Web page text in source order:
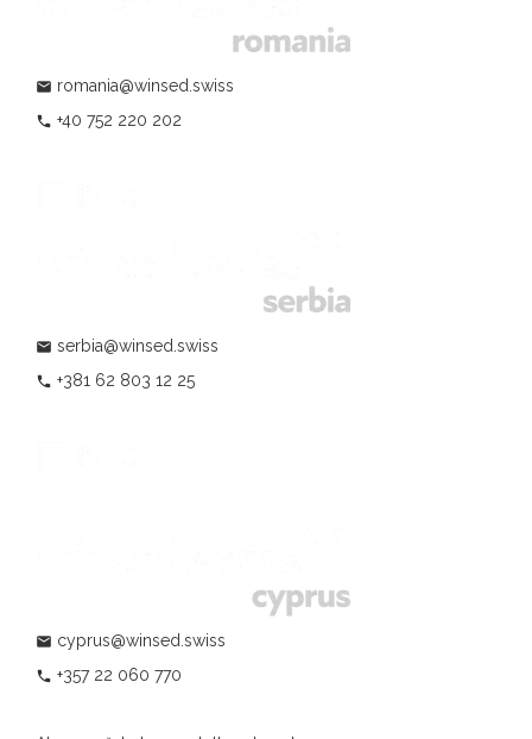
mail romania@winsed.swiss
phone +40 752 220 202
mail serbia@winsed.swiss
phone +381 62 803 12 25
mail cyprus@winsed.swiss
phone +357 22 060 770